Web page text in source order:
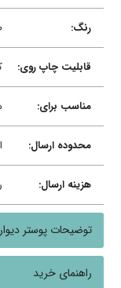
رنگ:
قابلیت چاپ روی:
مناسب برای:
محدوده ارسال:
هزینه ارسال:
توضیحات پوستر
راهنمای خرید